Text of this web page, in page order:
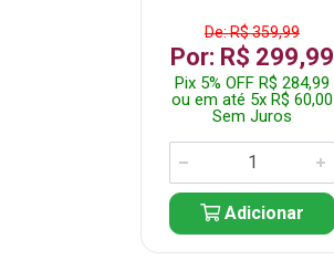
De: R$ 359,99
Por: R$ 299,99
Pix 5% OFF R$ 284,99
ou em até 5x R$ 60,00
Sem Juros
Adicionar